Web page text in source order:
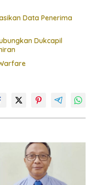
Data Penerima
Dukcapil